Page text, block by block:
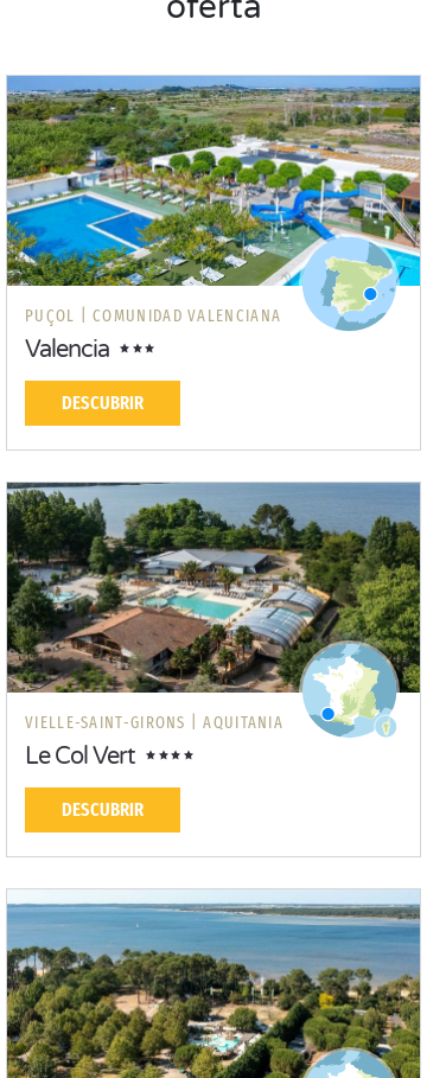
PUÇOL | COMUNIDAD VALENCIANA
Valencia
DESCUBRIR
VIELLE-SAINT-GIRONS | AQUITANIA
Le Col Vert
DESCUBRIR